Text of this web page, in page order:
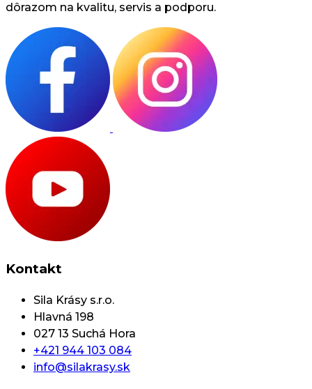
dôrazom na kvalitu, servis a podporu.
Kontakt
Sila Krásy s.r.o.
Hlavná 198
027 13 Suchá Hora
+421 944 103 084
info@silakrasy.sk